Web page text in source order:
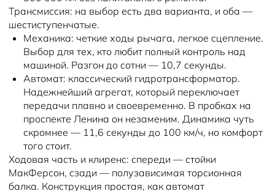
Трансмиссия: на выбор есть два варианта, и оба —
шестиступенчатые.
Механика: четкие ходы рычага, легкое сцепление.
Выбор для тех, кто любит полный контроль над
машиной. Разгон до сотни — 10,7 секунды.
Автомат: классический гидротрансформатор.
Надежнейший агрегат, который переключает
передачи плавно и своевременно. В пробках на
проспекте Ленина он незаменим. Динамика чуть
скромнее — 11,6 секунды до 100 км/ч, но комфорт
того стоит.
Ходовая часть и клиренс: спереди — стойки
МакФерсон, сзади — полузависимая торсионная
балка. Конструкция простая, как автомат